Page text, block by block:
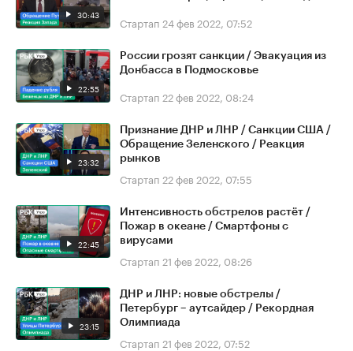
30:43 Стартап 24 фев 2022, 07:52
22:55
России грозят санкции / Эвакуация из
Донбасса в Подмосковье
Стартап 22 фев 2022, 08:24
23:32
Признание ДНР и ЛНР / Санкции США /
Обращение Зеленского / Реакция
рынков
Стартап 22 фев 2022, 07:55
22:45
Интенсивность обстрелов растёт /
Пожар в океане / Смартфоны с
вирусами
Стартап 21 фев 2022, 08:26
23:15
ДНР и ЛНР: новые обстрелы /
Петербург – аутсайдер / Рекордная
Олимпиада
Стартап 21 фев 2022, 07:52